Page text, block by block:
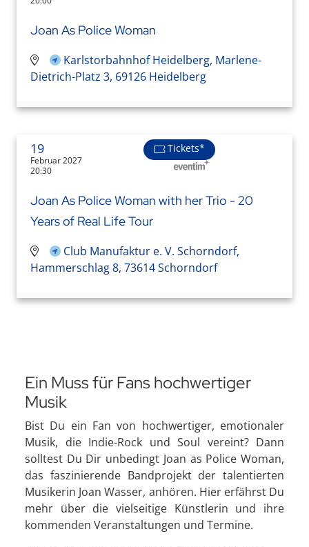
Joan As Police Woman
Karlstorbahnhof Heidelberg, Marlene-
Dietrich-Platz 3, 69126 Heidelberg
19
Februar 2027
20:30
Tickets*
Joan As Police Woman with her Trio - 20
Years of Real Life Tour
Club Manufaktur e. V. Schorndorf,
Hammerschlag 8, 73614 Schorndorf
Ein Muss für Fans hochwertiger
Musik
Bist Du ein Fan von hochwertiger, emotionaler
Musik, die Indie-Rock und Soul vereint? Dann
solltest Du Dir unbedingt Joan as Police Woman,
das faszinierende Bandprojekt der talentierten
Musikerin Joan Wasser, anhören. Hier erfährst Du
mehr über die vielseitige Künstlerin und ihre
kommenden Veranstaltungen und Termine.